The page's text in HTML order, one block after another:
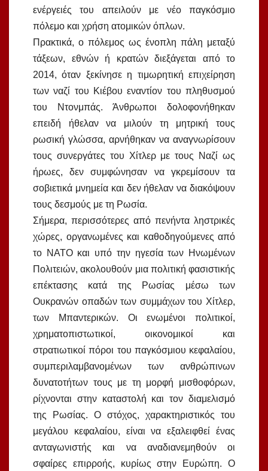
ενέργειές του απειλούν με νέο παγκόσμιο
πόλεμο και χρήση ατομικών όπλων.
Πρακτικά, ο πόλεμος ως ένοπλη πάλη μεταξύ
τάξεων, εθνών ή κρατών διεξάγεται από το
2014, όταν ξεκίνησε η τιμωρητική επιχείρηση
των ναζί του Κιέβου εναντίον του πληθυσμού
του Ντονμπάς. Άνθρωποι δολοφονήθηκαν
επειδή ήθελαν να μιλούν τη μητρική τους
ρωσική γλώσσα, αρνήθηκαν να αναγνωρίσουν
τους συνεργάτες του Χίτλερ με τους Ναζί ως
ήρωες, δεν συμφώνησαν να γκρεμίσουν τα
σοβιετικά μνημεία και δεν ήθελαν να διακόψουν
τους δεσμούς με τη Ρωσία.
Σήμερα, περισσότερες από πενήντα ληστρικές
χώρες, οργανωμένες και καθοδηγούμενες από
το ΝΑΤΟ και υπό την ηγεσία των Ηνωμένων
Πολιτειών, ακολουθούν μια πολιτική φασιστικής
επέκτασης κατά της Ρωσίας μέσω των
Ουκρανών οπαδών των συμμάχων του Χίτλερ,
των Μπαντερικών. Οι ενωμένοι πολιτικοί,
χρηματοπιστωτικοί, οικονομικοί και
στρατιωτικοί πόροι του παγκόσμιου κεφαλαίου,
συμπεριλαμβανομένων των ανθρώπινων
δυνατοτήτων τους με τη μορφή μισθοφόρων,
ρίχνονται στην καταστολή και τον διαμελισμό
της Ρωσίας. Ο στόχος, χαρακτηριστικός του
μεγάλου κεφαλαίου, είναι να εξαλειφθεί ένας
ανταγωνιστής και να αναδιανεμηθούν οι
σφαίρες επιρροής, κυρίως στην Ευρώπη. Ο